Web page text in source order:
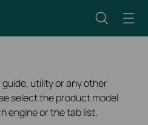
utility or any other
select the product model
engine or the tab list.